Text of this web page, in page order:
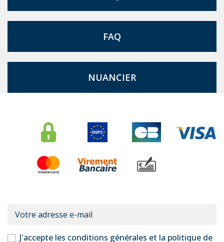
FAQ
NUANCIER
J'accepte les conditions générales et la politique de